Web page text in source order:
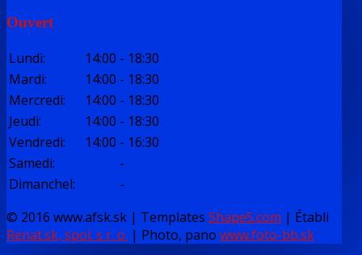
Ouvert
Lundi: 14:00 - 18:30
Mardi: 14:00 - 18:30
Mercredi: 14:00 - 18:30
Jeudi: 14:00 - 18:30
Vendredi: 14:00 - 16:30
Samedi:
-
Dimanchel:
-
© 2016 www.afsk.sk | Templates Shape5.com | Établi
Renat.sk, spol. s r. o. | Photo, pano www.foto-bb.sk